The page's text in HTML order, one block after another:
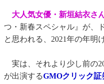
大人気女優・新垣結衣さ
つ・新春スペシャル』が、
と思われる、2021年の年明け
実は、それより少し前の
が出演するGMOクリック証